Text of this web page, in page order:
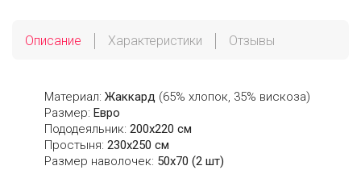
Описание Характеристики Отзывы
Материал: Жаккард (65% хлопок, 35% вискоза)
Размер: Евро
Пододеяльник: 200х220 см
Простыня: 230х250 см
Размер наволочек: 50x70 (2 шт)